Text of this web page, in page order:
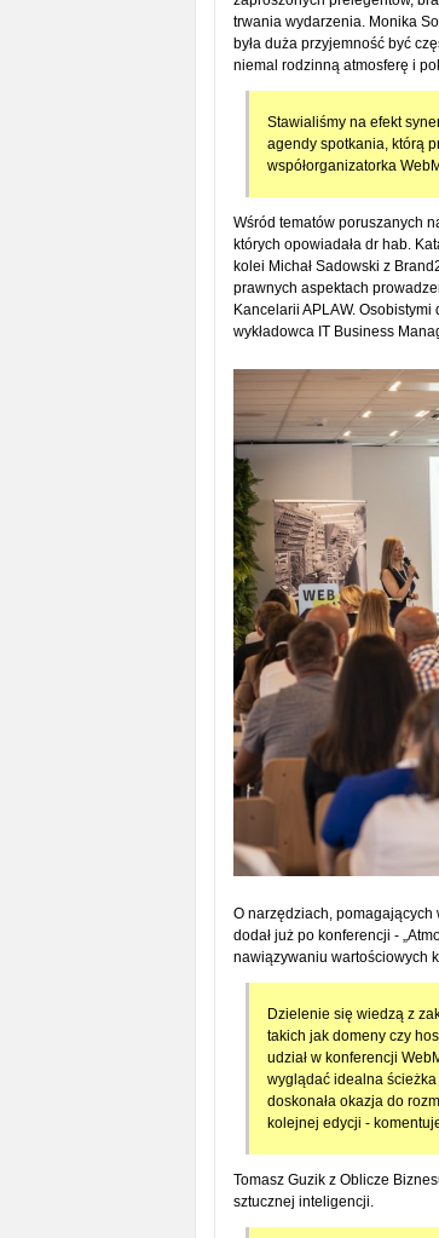
trwania wydarzenia. Monika
była duża przyjemność być
niemal rodzinną atmosferę i
Stawialiśmy na efekt
agendy spotkania, którą
współorganizatorka
Wśród tematów poruszanych
których opowiadała dr hab.
kolei Michał Sadowski z
prawnych aspektach
Kancelarii APLAW. Osobistymi
wykładowca IT Business
O narzędziach, pomagających
dodał już po konferencji -
nawiązywaniu wartościowych
Dzielenie się wiedzą z
takich jak domeny czy
udział w konferencji
wyglądać idealna
doskonała okazja do
kolejnej edycji -
Tomasz Guzik z Oblicze
sztucznej inteligencji.